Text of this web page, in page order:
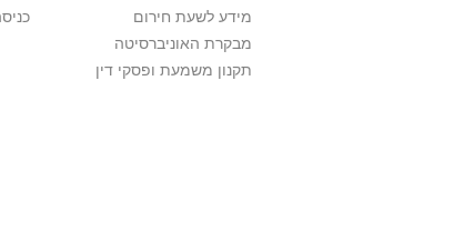
מידע לשעת חירום
מבקרת האוניברסיטה
תקנון משמעת ופסקי דין